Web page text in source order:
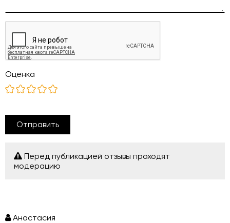
Оценка
Отправить
Перед публикацией отзывы проходят
модерацию
Анастасия